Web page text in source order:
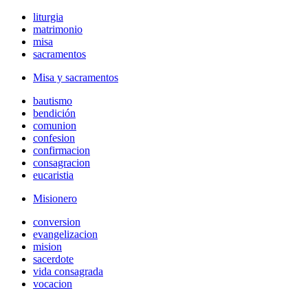
liturgia
matrimonio
misa
sacramentos
Misa y sacramentos
bautismo
bendición
comunion
confesion
confirmacion
consagracion
eucaristia
Misionero
conversion
evangelizacion
mision
sacerdote
vida consagrada
vocacion